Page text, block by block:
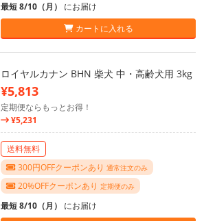
最短 8/10（月） にお届け
カートに入れる
ロイヤルカナン BHN 柴犬 中・高齢犬用 3kg
¥5,813
定期便ならもっとお得！
¥5,231
送料無料
300円OFFクーポンあり 通常注文のみ
20%OFFクーポンあり 定期便のみ
最短 8/10（月） にお届け